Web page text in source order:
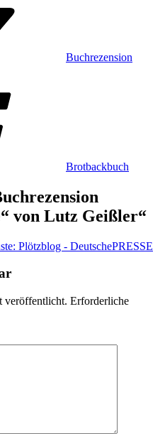
Buchrezension
Brotbackbuch
von Lutz Geißler“
Plötzblog - DeutschePRESSE
veröffentlicht. Erforderliche